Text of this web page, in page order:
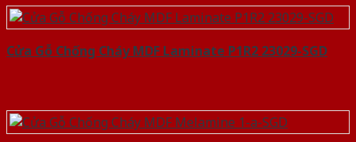
Cửa Gỗ Chống Cháy MDF Laminate P1R2 23029-SGD